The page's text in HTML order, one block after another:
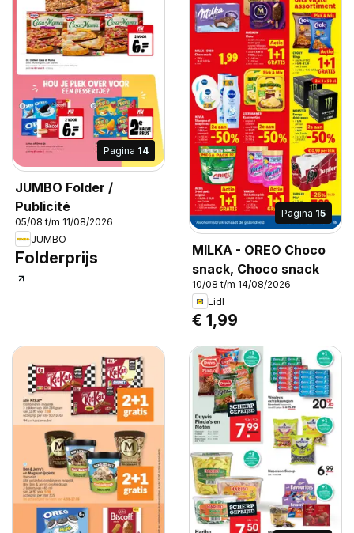
Pagina 14
JUMBO Folder /
Publicité
05/08 t/m 11/08/2026
JUMBO
Folderprijs
Pagina 15
MILKA - OREO Choco
snack, Choco snack
10/08 t/m 14/08/2026
Lidl
€ 1,99